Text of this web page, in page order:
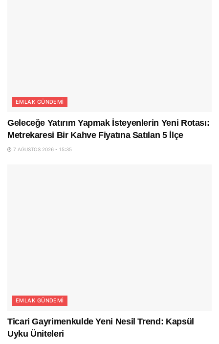
EMLAK GÜNDEMI
Geleceğe Yatırım Yapmak İsteyenlerin Yeni Rotası:
Metrekaresi Bir Kahve Fiyatına Satılan 5 İlçe
7 AĞUSTOS 2026 - 15:35
EMLAK GÜNDEMI
Ticari Gayrimenkulde Yeni Nesil Trend: Kapsül
Uyku Üniteleri